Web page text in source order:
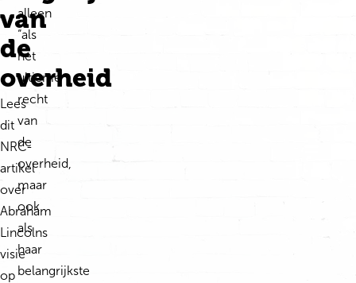
van
de
overheid
Lees
dit
NRC-
artikel
over
Abraham
Lincolns
visie
op
alleen
“als
het
ultieme
recht
van
de
overheid,
maar
ook
als
haar
belangrijkste